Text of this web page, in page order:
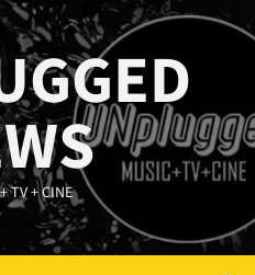
TV + CINE